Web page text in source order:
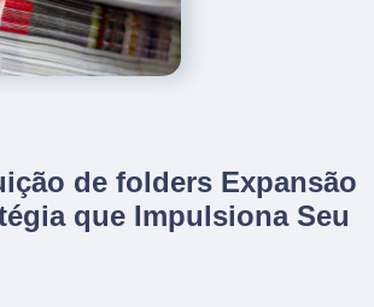
de folders Expansão
que Impulsiona Seu